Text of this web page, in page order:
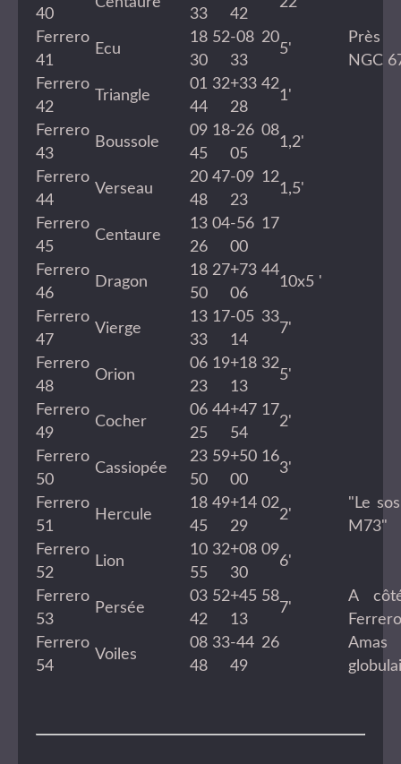
40 33 42
Ferrero
41
Ecu
18 52
30
-08 20
33
5'
NGC
Ferrero
42
Triangle
01 32
44
+33 42
28
1'
Ferrero
43
Boussole
09 18
45
-26 08
05
1,2'
Ferrero
44
Verseau
20 47
48
-09 12
23
1,5'
Ferrero
45
Centaure
13 04
26
-56 17
00
Ferrero
46
Dragon
18 27
50
+73 44
06
10x5 '
Ferrero
47
Vierge
13 17
33
-05 33
14
7'
Ferrero
48
Orion
06 19
23
+18 32
13
5'
Ferrero
49
Cocher
06 44
25
+47 17
54
2'
Ferrero
50
Cassiopée
23 59
50
+50 16
00
3'
Ferrero
51
Hercule
18 49
45
+14 02
29
2'
"Le
M73"
Ferrero
52
Lion
10 32
55
+08 09
30
6'
Ferrero
53
Persée
03 52
42
+45 58
13
7'
A
Ferrero
54
Voiles
08 33
48
-44 26
49
Amas